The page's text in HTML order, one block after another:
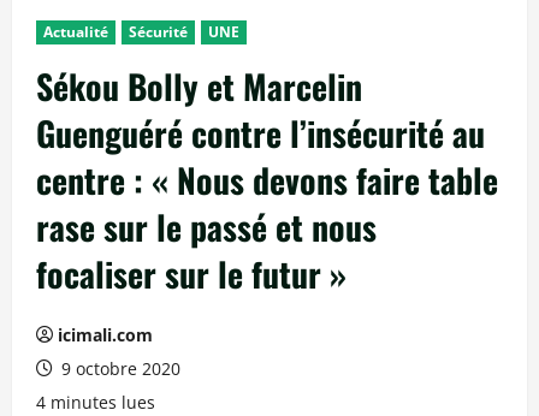
Actualité Sécurité UNE
Sékou Bolly et Marcelin
Guenguéré contre l’insécurité au
centre : « Nous devons faire table
rase sur le passé et nous
focaliser sur le futur »
icimali.com
9 octobre 2020
4 minutes lues